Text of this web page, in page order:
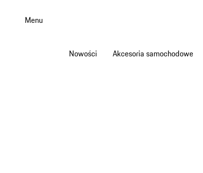
Menu
Nowości Akcesoria samochodowe